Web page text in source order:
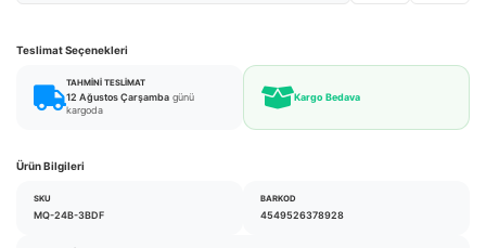
Teslimat Seçenekleri
TAHMINI TESLIMAT
12 Ağustos Çarşamba günü
kargoda
Kargo Bedava
Ürün Bilgileri
SKU
MQ-24B-3BDF
BARKOD
4549526378928